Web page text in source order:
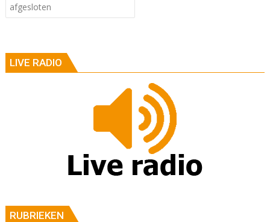
afgesloten
LIVE RADIO
RUBRIEKEN